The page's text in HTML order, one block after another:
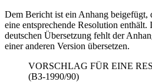
Dem Bericht ist ein Anhang beigefügt,
eine entsprechende Resolution enthält.
deutschen Übersetzung fehlt der
einer anderen Version übersetzen.
VORSCHLAG FÜR EINE
(ВЗ-1990/90)